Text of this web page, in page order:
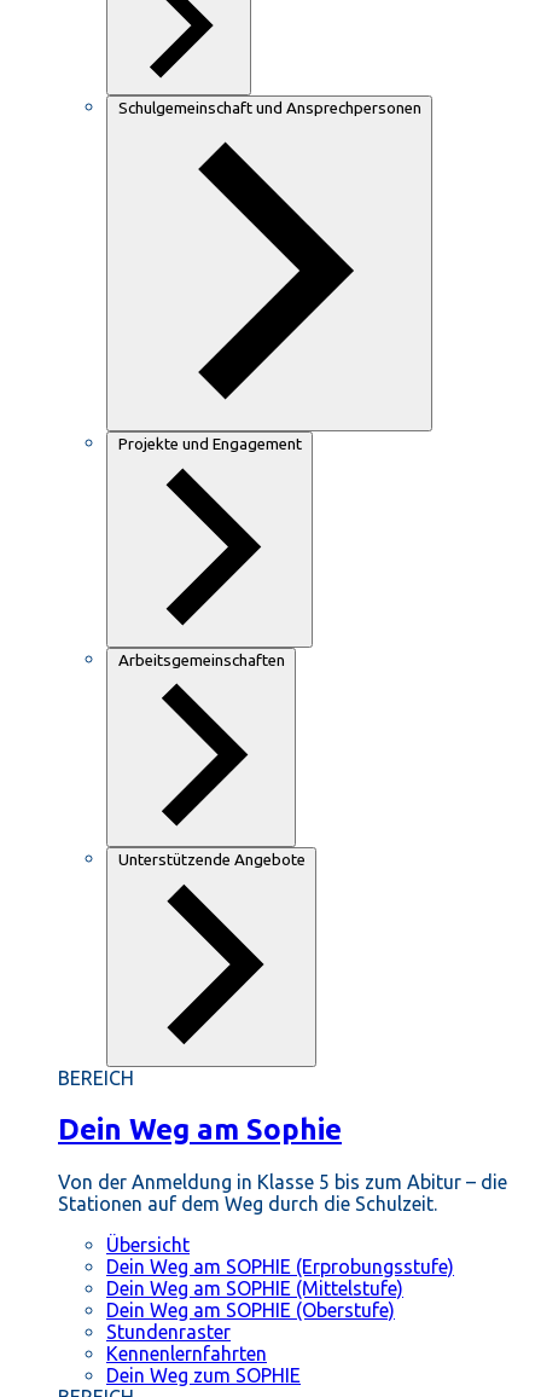
Schulgemeinschaft und Ansprechpersonen
Projekte und Engagement
Arbeitsgemeinschaften
Unterstützende Angebote
BEREICH
Dein Weg am Sophie
Von der Anmeldung in Klasse 5 bis zum Abitur – die
Stationen auf dem Weg durch die Schulzeit.
Übersicht
Dein Weg am SOPHIE (Erprobungsstufe)
Dein Weg am SOPHIE (Mittelstufe)
Dein Weg am SOPHIE (Oberstufe)
Stundenraster
Kennenlernfahrten
Dein Weg zum SOPHIE